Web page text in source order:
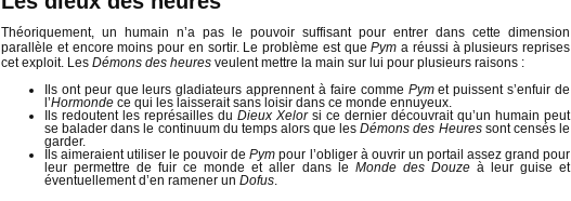
Théoriquement, un humain n’a pas le pouvoir suffisant pour entrer dans cette dimension
parallèle et encore moins pour en sortir. Le problème est quePym a réussi à plusieurs reprises
cet exploit. Les Démons des heures veulent mettre la main sur lui pour plusieurs raisons :
Ils ont peur que leurs gladiateurs apprennent à faire comme Pymet puissent s’enfuir de
l’Hormonde ce qui les laisserait sans loisir dans ce monde ennuyeux.
Ils redoutent les représailles du Dieux Xelorsi ce dernier découvrait qu’un humain peut
se balader dans le continuum du temps alors que les Démons des Heuressont censés le
garder.
Ils aimeraient utiliser le pouvoir dePympour l’obliger à ouvrir un portail assez grand pour
leur permettre de fuir ce monde et aller dans le Monde des Douzeà leur guise et
éventuellement d’en ramener un Dofus.